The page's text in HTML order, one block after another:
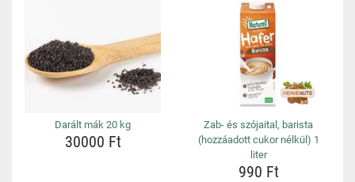
Darált mák 20 kg
30000 Ft
Zab- és szójaital, barista
(hozzáadott cukor nélkül) 1
liter
990 Ft